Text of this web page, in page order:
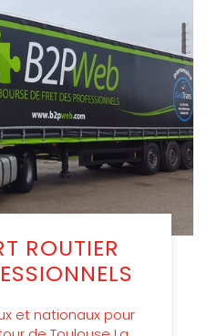
ROUTIER
et nationaux pour